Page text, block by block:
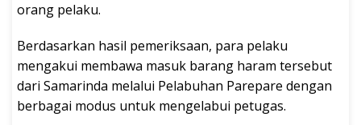
orang pelaku.
Berdasarkan hasil pemeriksaan, para pelaku
mengakui membawa masuk barang haram tersebut
dari Samarinda melalui Pelabuhan Parepare dengan
berbagai modus untuk mengelabui petugas.